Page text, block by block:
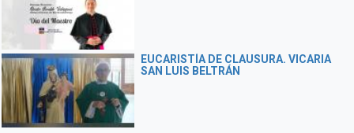
EUCARISTÍA DE CLAUSURA. VICARIA
SAN LUIS BELTRÁN